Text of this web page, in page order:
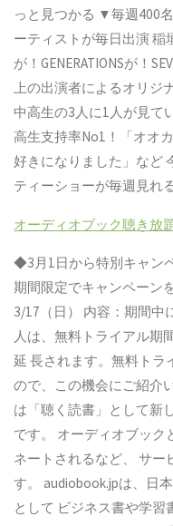
っと見つかる ▼毎週400
ーティストが毎日出演稲
が！GENERATIONSが！
上の出演者によるオリジ
中高生の3人に1人が見て
高生支持率No1 ！「オオ
好きになりました」など
ティーショーが毎週見れ
オーディオブック聴き放
◆3月 1日から特別キャ
期間限定でキャンペーン
3/17 （日）
内容：期間中
人は、無料トライアル期
延 長されます。無料トラ
ので、この機会にご紹介
は「聴く読書」として新
です。
オーディオブック
ネートされるなど、
サー
す。
audiobook.jpは、日
として ビジネス書や学習